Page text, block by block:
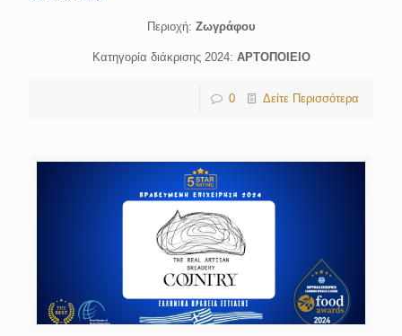
Περιοχή: Ζωγράφου
Κατηγορία διάκρισης 2024: ΑΡΤΟΠΟΙΕΙΟ
0 Δείτε Περισσότερα